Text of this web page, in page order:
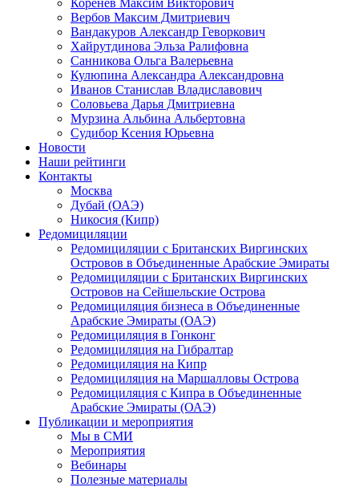
Коренев Максим Викторович
Вербов Максим Дмитриевич
Вандакуров Александр Геворкович
Хайрутдинова Эльза Ралифовна
Санникова Ольга Валерьевна
Кулюпина Александра Александровна
Иванов Станислав Владиславович
Соловьева Дарья Дмитриевна
Мурзина Альбина Альбертовна
Судибор Ксения Юрьевна
Новости
Наши рейтинги
Контакты
Москва
Дубай (ОАЭ)
Никосия (Кипр)
Редомициляции
Редомициляции с Британских Виргинских
Островов в Объединенные Арабские Эмираты
Редомициляции с Британских Виргинских
Островов на Сейшельские Острова
Редомициляция бизнеса в Объединенные
Арабские Эмираты (ОАЭ)
Редомициляция в Гонконг
Редомициляция на Гибралтар
Редомициляция на Кипр
Редомициляция на Маршалловы Острова
Редомициляция с Кипра в Объединенные
Арабские Эмираты (ОАЭ)
Публикации и мероприятия
Мы в СМИ
Мероприятия
Вебинары
Полезные материалы